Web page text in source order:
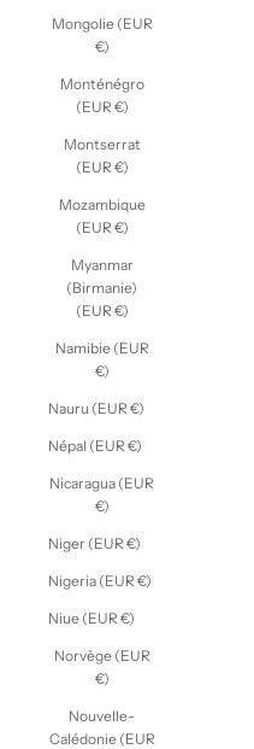
Mongolie (EUR
€)
Monténégro
(EUR €)
Montserrat
(EUR €)
Mozambique
(EUR €)
Myanmar
(Birmanie)
(EUR €)
Namibie (EUR
€)
Nauru (EUR €)
Népal (EUR €)
Nicaragua (EUR
€)
Niger (EUR €)
Nigeria (EUR €)
Niue (EUR €)
Norvège (EUR
€)
Nouvelle-
Calédonie (EUR